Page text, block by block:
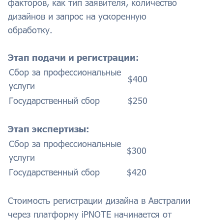
факторов, как тип заявителя, количество
дизайнов и запрос на ускоренную
обработку.
Этап подачи и регистрации:
Сбор за профессиональные
услуги
$400
Государственный сбор
$250
Этап экспертизы:
Сбор за профессиональные
услуги
$300
Государственный сбор
$420
Стоимость регистрации дизайна в Австралии
через платформу iPNOTE начинается от